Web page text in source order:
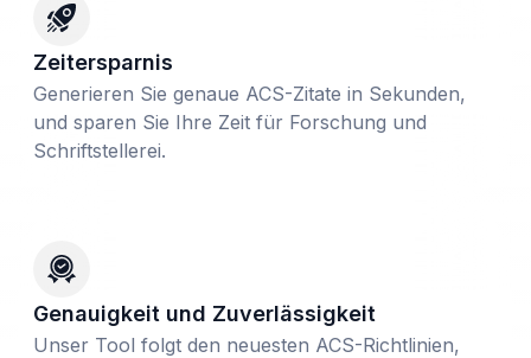
Zeitersparnis
Generieren Sie genaue ACS-Zitate in Sekunden,
und sparen Sie Ihre Zeit für Forschung und
Schriftstellerei.
Genauigkeit und Zuverlässigkeit
Unser Tool folgt den neuesten ACS-Richtlinien,